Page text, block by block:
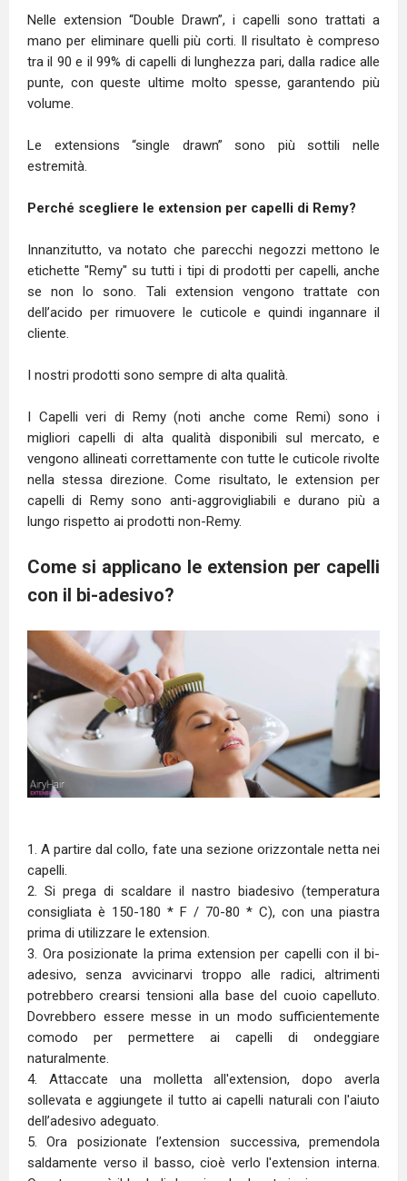
Nelle extension “Double Drawn”, i capelli sono trattati a
mano per eliminare quelli più corti. Il risultato è compreso
tra il 90 e il 99% di capelli di lunghezza pari, dalla radice alle
punte, con queste ultime molto spesse, garantendo più
volume.
Le extensions “single drawn” sono più sottili nelle
estremità.
Perché scegliere le extension per capelli di Remy?
Innanzitutto, va notato che parecchi negozzi mettono le
etichette "Remy" su tutti i tipi di prodotti per capelli, anche
se non lo sono. Tali extension vengono trattate con
dell’acido per rimuovere le cuticole e quindi ingannare il
cliente.
I nostri prodotti sono sempre di alta qualità.
I Capelli veri di Remy (noti anche come Remi) sono i
migliori capelli di alta qualità disponibili sul mercato, e
vengono allineati correttamente con tutte le cuticole rivolte
nella stessa direzione. Come risultato, le extension per
capelli di Remy sono anti-aggrovigliabili e durano più a
lungo rispetto ai prodotti non-Remy.
Come si applicano le extension per capelli
con il bi-adesivo?
1. A partire dal collo, fate una sezione orizzontale netta nei
capelli.
2. Si prega di scaldare il nastro biadesivo (temperatura
consigliata è 150-180 * F / 70-80 * C), con una piastra
prima di utilizzare le extension.
3. Ora posizionate la prima extension per capelli con il bi-
adesivo, senza avvicinarvi troppo alle radici, altrimenti
potrebbero crearsi tensioni alla base del cuoio capelluto.
Dovrebbero essere messe in un modo sufficientemente
comodo per permettere ai capelli di ondeggiare
naturalmente.
4. Attaccate una molletta all'extension, dopo averla
sollevata e aggiungete il tutto ai capelli naturali con l'aiuto
dell’adesivo adeguato.
5. Ora posizionate l’extension successiva, premendola
saldamente verso il basso, cioè verlo l'extension interna.